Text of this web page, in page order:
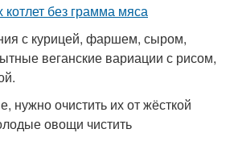
с курицей, фаршем, сыром,
веганские вариации с рисом,
нужно очистить их от жёсткой
овощи чистить